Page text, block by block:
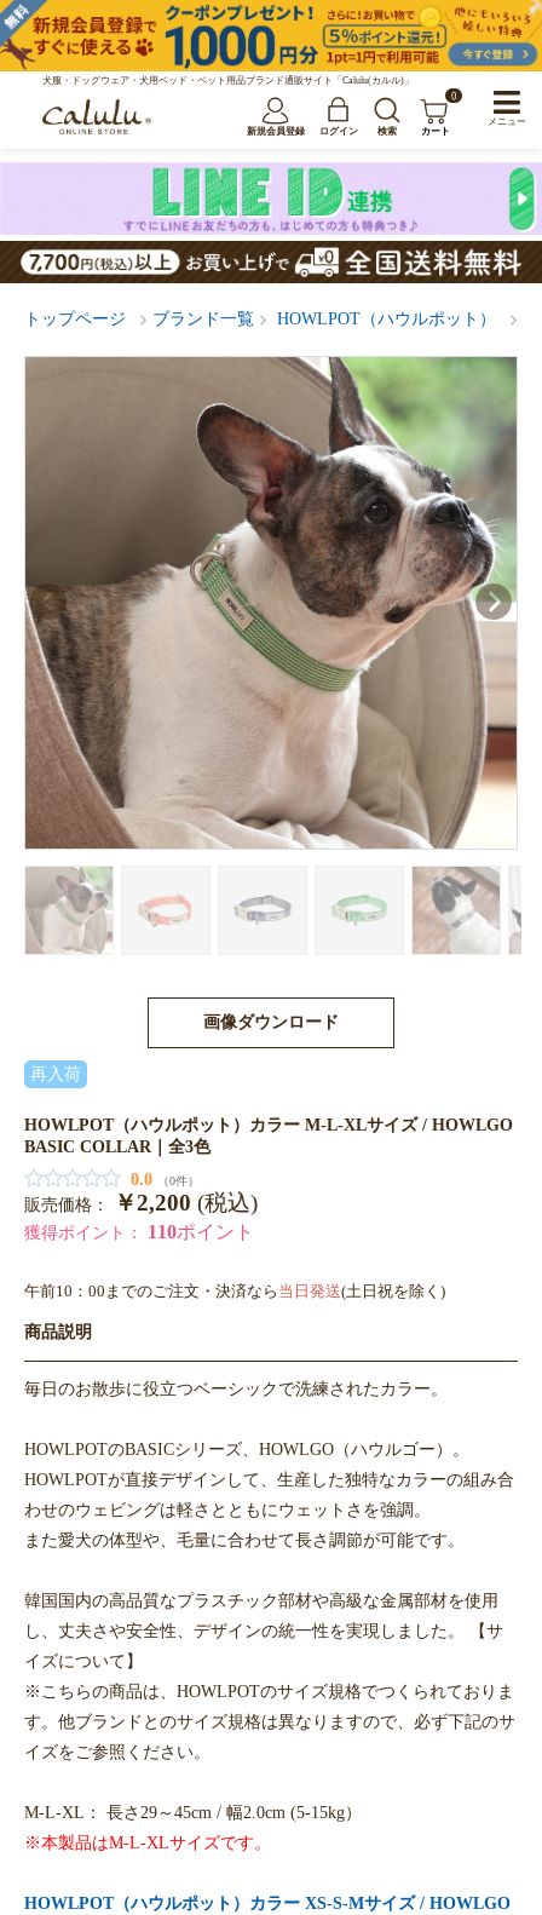
犬服・ドッグウェア・犬用ベッド・ペット用品ブランド通販サイト「Calulu(カルル)」
新規会員登録 ログイン 検索
0
カート
トップページ ブランド一覧 HOWLPOT（ハウルポット）
画像ダウンロード
再入荷
HOWLPOT（ハウルポット）カラー M-L-XLサイズ / HOWLGO
BASIC COLLAR｜全3色
0.0
（0件）
販売価格： ￥2,200 (税込)
獲得ポイント： 110ポイント
午前10：00までのご注文・決済なら 当日発送(土日祝を除く)
商品説明
毎日のお散歩に役立つベーシックで洗練されたカラー。
HOWLPOTのBASICシリーズ、HOWLGO（ハウルゴー）。
HOWLPOTが直接デザインして、生産した独特なカラーの組み合
わせのウェビングは軽さとともにウェットさを強調。
また愛犬の体型や、毛量に合わせて長さ調節が可能です。
韓国国内の高品質なプラスチック部材や高級な金属部材を使用
し、丈夫さや安全性、デザインの統一性を実現しました。 【サ
イズについて】
※こちらの商品は、HOWLPOTのサイズ規格でつくられておりま
す。他ブランドとのサイズ規格は異なりますので、必ず下記のサ
イズをご参照ください。
M-L-XL： 長さ29～45cm / 幅2.0cm (5-15kg）
※本製品はM-L-XLサイズです。
HOWLPOT（ハウルポット）カラー XS-S-Mサイズ / HOWLGO
メニュー